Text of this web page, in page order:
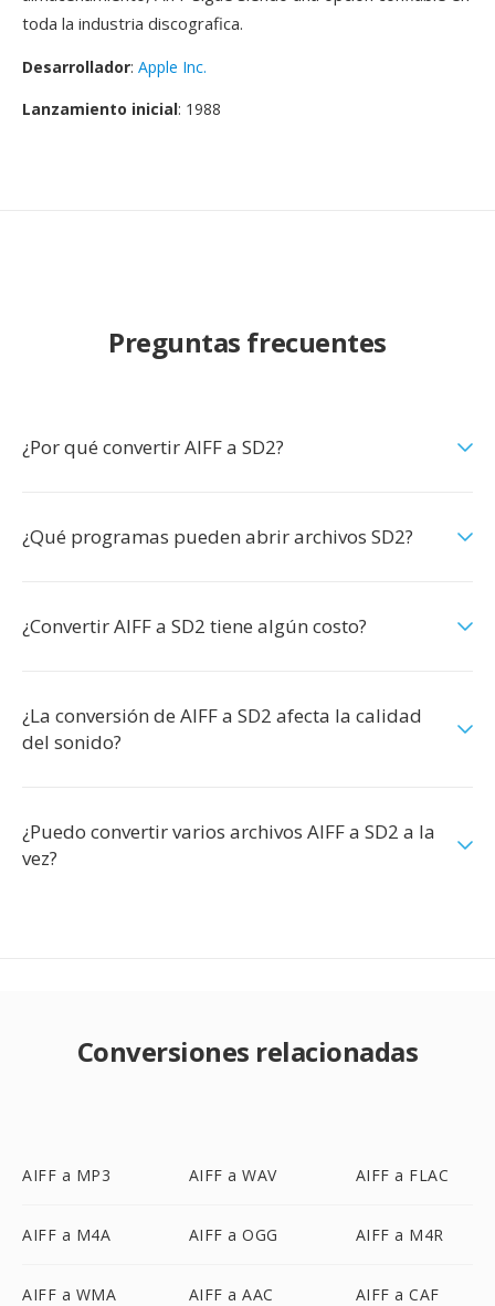
toda la industria discografica.
Desarrollador: Apple Inc.
Lanzamiento inicial: 1988
Preguntas frecuentes
¿Por qué convertir AIFF a SD2?
¿Qué programas pueden abrir archivos SD2?
¿Convertir AIFF a SD2 tiene algún costo?
¿La conversión de AIFF a SD2 afecta la calidad
del sonido?
¿Puedo convertir varios archivos AIFF a SD2 a la
vez?
Conversiones relacionadas
AIFF a MP3 AIFF a WAV AIFF a FLAC
AIFF a M4A AIFF a OGG AIFF a M4R
AIFF a WMA AIFF a AAC AIFF a CAF